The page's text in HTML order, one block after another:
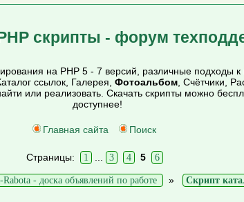
скрипты - форум
на PHP 5 - 7 версий, различные подходы
ссылок, Галерея, Фотоальбом, Счётчики,
или реализовать. Скачать скрипты можно
доступнее!
Главная сайта Поиск
Страницы: 1 3 4 5 6
Rabota - доска объявлений по работе » Скрипт